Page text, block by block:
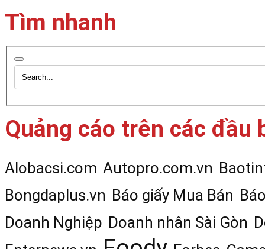
Tìm nhanh
Quảng cáo trên các đầu
Alobacsi.com Autopro.com.vn
Bongdaplus.vn Báo giấy Mua Bán
Doanh Nghiệp Doanh nhân Sài Gòn